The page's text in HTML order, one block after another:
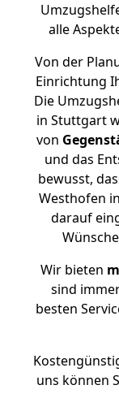
alle
Von der
Einrichtung
Die
in Stuttgart
von
und das
bewusst,
Westhofen
darauf
Wir bieten
sind
besten
uns können